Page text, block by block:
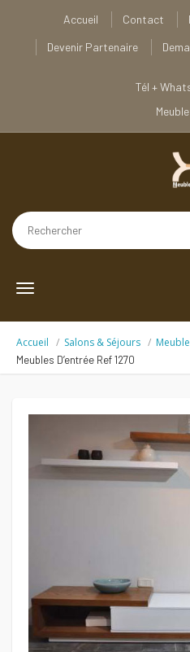
Accueil Contact
Devenir Partenaire
Tél +
Toggle
Accueil Salons & Séjours
Meubles D’entrée Ref 1270